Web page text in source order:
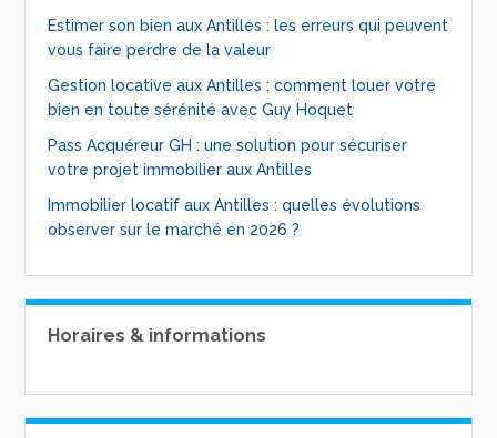
Estimer son bien aux Antilles : les erreurs qui peuvent
vous faire perdre de la valeur
Gestion locative aux Antilles : comment louer votre
bien en toute sérénité avec Guy Hoquet
Pass Acquéreur GH : une solution pour sécuriser
votre projet immobilier aux Antilles
Immobilier locatif aux Antilles : quelles évolutions
observer sur le marché en 2026 ?
Horaires & informations